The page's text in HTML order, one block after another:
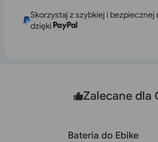
Skorzystaj z szybkiej i bezpiecznej
dzięki
Zalecane dla
Bateria do Ebike